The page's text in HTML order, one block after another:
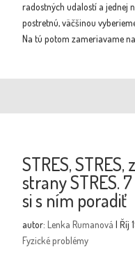
radostných udalostí a jednej
postretnú, väčšinou
Na tú potom zameriavame
STRES, STRES,
strany STRES.
si s ním poradiť
autor:Lenka Rumanová | Říj
Fyzické problémy